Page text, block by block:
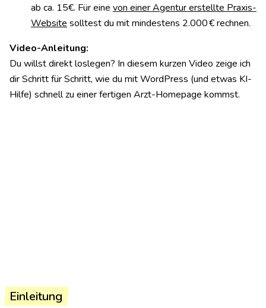
ab ca. 15€. Für eine von einer Agentur erstellte Praxis-
Website solltest du mit mindestens 2.000 € rechnen.
Video-Anleitung:
Du willst direkt loslegen? In diesem kurzen Video zeige ich
dir Schritt für Schritt, wie du mit WordPress (und etwas KI-
Hilfe) schnell zu einer fertigen Arzt-Homepage kommst.
Einleitung